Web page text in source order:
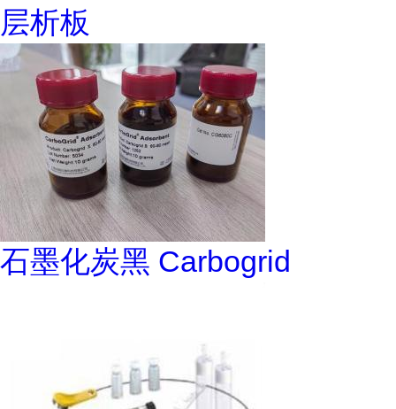
层析板
石墨化炭黑 Carbogrid